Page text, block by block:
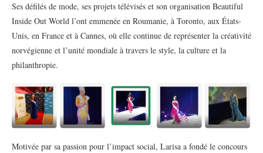
Ses défilés de mode, ses projets télévisés et son organisation Beautiful
Inside Out World l’ont emmenée en Roumanie, à Toronto, aux États-
Unis, en France et à Cannes, où elle continue de représenter la créativité
norvégienne et l’unité mondiale à travers le style, la culture et la
philanthropie.
Motivée par sa passion pour l’impact social, Larisa a fondé le concours